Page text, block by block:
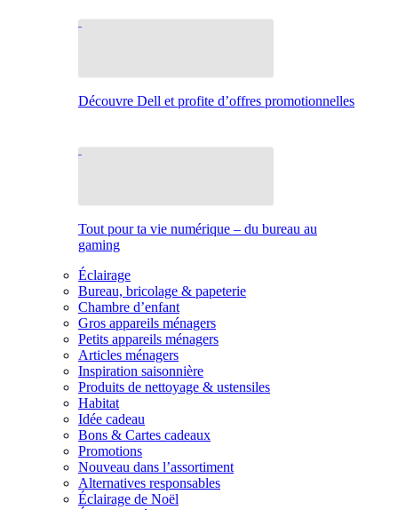
Découvre Dell et profite d’offres promotionnelles
Tout pour ta vie numérique – du bureau au
gaming
Éclairage
Bureau, bricolage & papeterie
Chambre d’enfant
Gros appareils ménagers
Petits appareils ménagers
Articles ménagers
Inspiration saisonnière
Produits de nettoyage & ustensiles
Habitat
Idée cadeau
Bons & Cartes cadeaux
Promotions
Nouveau dans l’assortiment
Alternatives responsables
Éclairage de Noël